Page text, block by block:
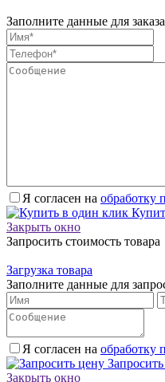
Заполните данные для заказа
Я согласен на обработку
Закрыть окно
Запросить стоимость товара
Загрузка товара
Заполните данные для
Я согласен на обработку
Закрыть окно